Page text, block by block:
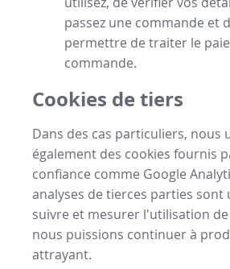
passez une commande et
permettre de traiter le
commande.
Cookies de tiers
Dans des cas particuliers, nous
également des cookies fournis
confiance comme Google
analyses de tierces parties sont
suivre et mesurer l'utilisation
nous puissions continuer à
attrayant.